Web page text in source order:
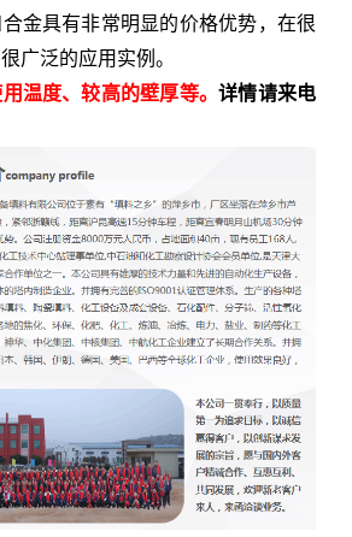
金具有非常明显的价格优势，在很
广泛的应用实例。
温度、较高的壁厚等。详情请来电